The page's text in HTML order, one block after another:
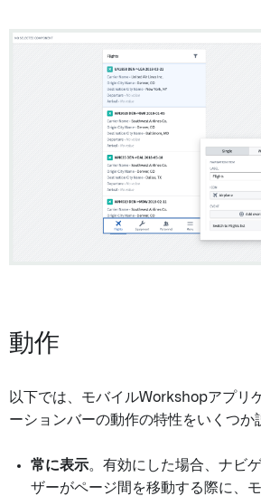
動作
以下では、モバイルWorkshopアプリ
ーションバーの動作の特性をいくつか
常に表示。有効にした場合、ナビ
ザーがページ間を移動する際に、